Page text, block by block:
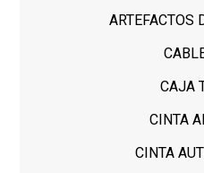
ARTEFACTOS
CAJA
CINTA
CINTA